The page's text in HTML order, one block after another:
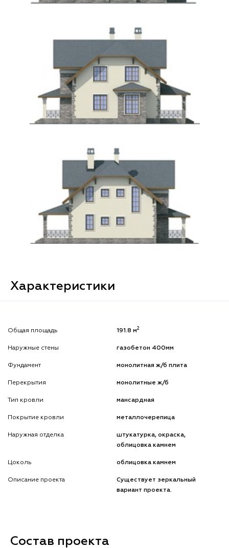
Характеристики
Общая площадь 191.8 м2
Наружные стены газобетон 400мм
Фундамент монолитная ж/б плита
Перекрытия монолитные ж/б
Тип кровли мансардная
Покрытие кровли металлочерепица
Наружная отделка
штукатурка, окраска,
облицовка камнем
Цоколь облицовка камнем
Описание проекта
Существует зеркальный
вариант проекта.
Состав проекта